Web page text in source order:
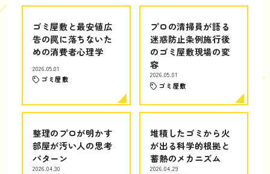
ゴミ屋敷と最安値広
告の罠に落ちないた
めの消費者心理学
2026.05.01
ゴミ屋敷
プロの清掃員が語る
迷惑防止条例施行後
のゴミ屋敷現場の変
容
2026.05.01
ゴミ屋敷
整理のプロが明かす
部屋が汚い人の思考
パターン
2026.04.30
堆積したゴミから火
が出る科学的根拠と
蓄熱のメカニズム
2026.04.29